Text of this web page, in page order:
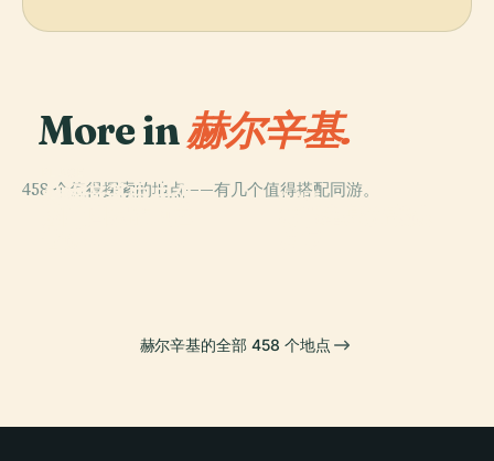
More in赫尔辛基.
458 个值得探索的地点——有几个值得搭配同游。
赫爾辛基中央公
PLACE
PLACE PLACE
赫尔辛基的全部 458 个地点